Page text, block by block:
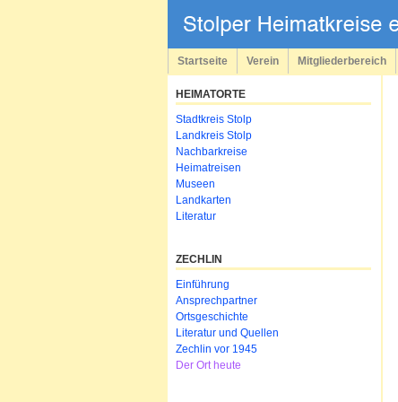
überspringen
Startseite Verein Mitgliederbereich
HEIMATORTE
Navigation
überspringen
Stadtkreis Stolp
Landkreis Stolp
Nachbarkreise
Heimatreisen
Museen
Landkarten
Literatur
ZECHLIN
Navigation
überspringen
Einführung
Ansprechpartner
Ortsgeschichte
Literatur und Quellen
Zechlin vor 1945
Der Ort heute